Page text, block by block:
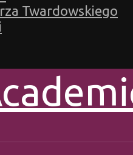
Twardowskiego